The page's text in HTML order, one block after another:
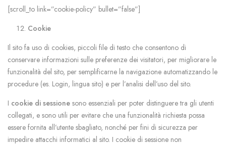
[scroll_to link=”cookie-policy” bullet=”false”]
Cookie
Il sito fa uso di cookies, piccoli file di testo che consentono di
conservare informazioni sulle preferenze dei visitatori, per migliorare le
funzionalità del sito, per semplificarne la navigazione automatizzando le
procedure (es. Login, lingua sito) e per l’analisi dell’uso del sito.
I cookie di sessione sono essenziali per poter distinguere tra gli utenti
collegati, e sono utili per evitare che una funzionalità richiesta possa
essere fornita all’utente sbagliato, nonché per fini di sicurezza per
impedire attacchi informatici al sito. I cookie di sessione non